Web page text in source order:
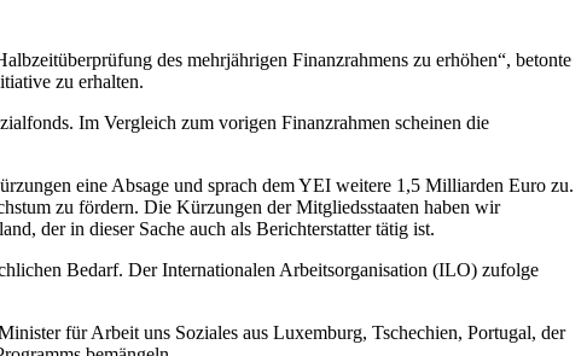
des mehrjährigen Finanzrahmens zu erhöhen“, betonte
zu erhalten.
Im Vergleich zum vorigen Finanzrahmen scheinen die
eine Absage und sprach dem YEI weitere 1,5 Milliarden Euro zu.
zu fördern. Die Kürzungen der Mitgliedsstaaten haben wir
der in dieser Sache auch als Berichterstatter tätig ist.
Bedarf. Der Internationalen Arbeitsorganisation (ILO) zufolge
für Arbeit uns Soziales aus Luxemburg, Tschechien, Portugal, der